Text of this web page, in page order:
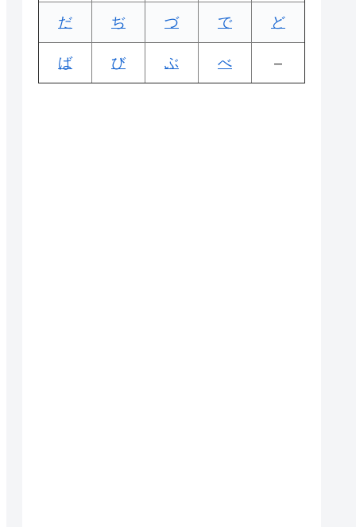
だ ぢ づ で ど
ば び ぶ べ –